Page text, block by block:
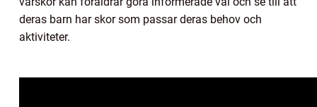
deras barn har skor som passar deras behov och
aktiviteter.